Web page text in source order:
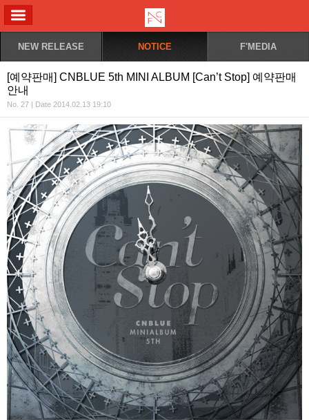
NEW RELEASE NOTICE F'MEDIA
[예약판매] CNBLUE 5th MINI ALBUM [Can’t Stop] 예약판매
안내
No. 27 | Date 2014.02.13 19:10